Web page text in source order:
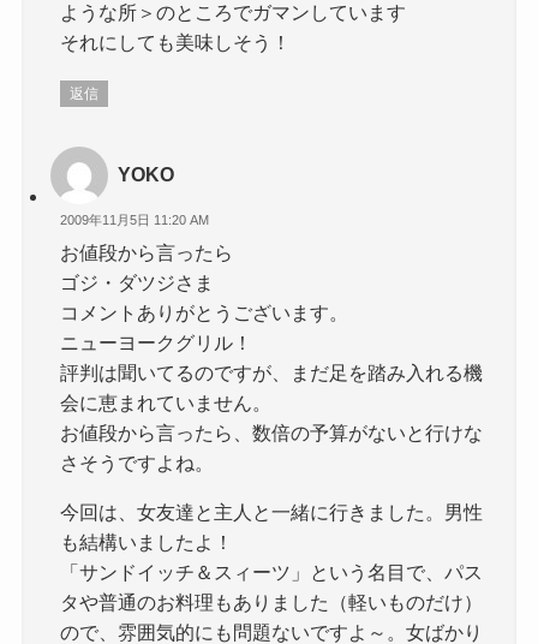
ような所＞のところでガマンしています
それにしても美味しそう！
返信
YOKO
2009年11月5日 11:20 AM
お値段から言ったら
ゴジ・ダツジさま
コメントありがとうございます。
ニューヨークグリル！
評判は聞いてるのですが、まだ足を踏み入れる機
会に恵まれていません。
お値段から言ったら、数倍の予算がないと行けな
さそうですよね。
今回は、女友達と主人と一緒に行きました。男性
も結構いましたよ！
「サンドイッチ＆スィーツ」という名目で、パス
タや普通のお料理もありました（軽いものだけ）
ので、雰囲気的にも問題ないですよ～。女ばかり